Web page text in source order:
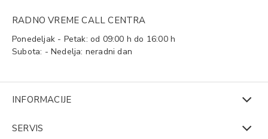
RADNO VREME CALL CENTRA
Ponedeljak - Petak: od 09:00 h do 16:00 h
Subota: - Nedelja: neradni dan
INFORMACIJE
SERVIS